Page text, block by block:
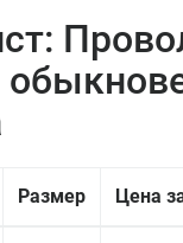
Размер Цена